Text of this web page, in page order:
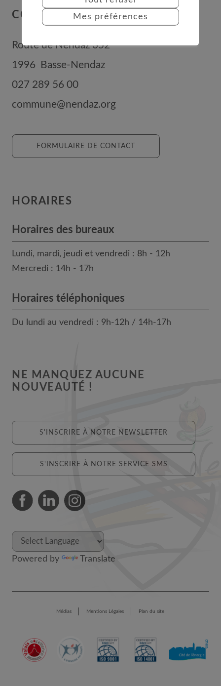
COMMUNE DE NENDAZ
Route de Nendaz 352
1996
Basse-Nendaz
027 289 56 00
commune@nendaz.org
FORMULAIRE DE CONTACT
HORAIRES
Horaires des bureaux
Lundi, mardi, jeudi et vendredi : 8h - 12h
Mercredi : 14h - 17h
Horaires téléphoniques
Du lundi au vendredi : 9h-12h / 14h-17h
NE MANQUEZ AUCUNE
NOUVEAUTÉ !
S'INSCRIRE À NOTRE NEWSLETTER
S'INSCRIRE À NOTRE SERVICE SMS
Powered by Translate
Médias Mentions Légales Plan du site
Mes préférences